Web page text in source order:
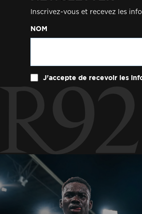
Inscrivez-vous et recevez les
NOM
J'accepte de recevoir les